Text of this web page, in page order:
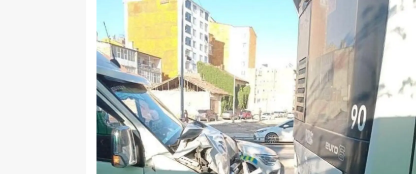
Uşak
Van
Yozgat
Zonguldak
Aksaray
Bayburt
Karaman